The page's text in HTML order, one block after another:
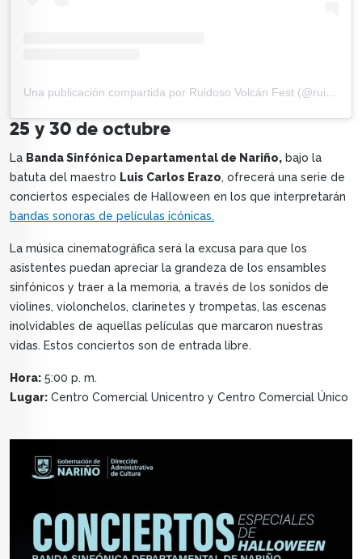
Una publicación compartida por Ruidoso Volcán Fest (@ruidosovolcanfest)
25 y 30 de octubre
La Banda Sinfónica Departamental de Nariño, bajo la
batuta del maestro Luis Carlos Erazo, ofrecerá una serie de
conciertos especiales de Halloween en los que interpretarán
bandas sonoras de películas icónicas.
La música cinematográfica será la excusa para que los
asistentes puedan apreciar la grandeza de los ensambles
sinfónicos y traer a la memoria, a través de los sonidos de
violines, violonchelos, clarinetes y trompetas, las escenas
inolvidables de aquellas películas que marcaron nuestras
vidas. Estos conciertos son de entrada libre.
Hora: 5:00 p. m.
Lugar: Centro Comercial Unicentro y Centro Comercial Único